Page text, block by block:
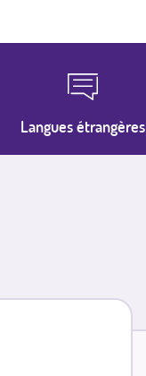
Langues étrangères